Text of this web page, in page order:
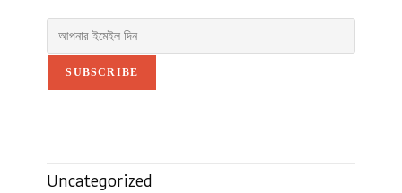
SUBSCRIBE
Uncategorized